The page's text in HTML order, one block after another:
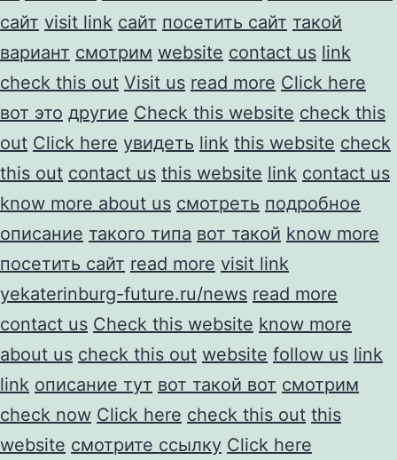
сайт visit link сайт посетить сайт такой
вариант смотрим website contact us link
check this out Visit us read more Click here
вот это другие Check this website check this
out Click here увидеть link this website check
this out contact us this website link contact us
know more about us смотреть подробное
описание такого типа вот такой know more
посетить сайт read more visit link
yekaterinburg-future.ru/news read more
contact us Check this website know more
about us check this out website follow us link
link описание тут вот такой вот смотрим
check now Click here check this out this
website смотрите ссылку Click here